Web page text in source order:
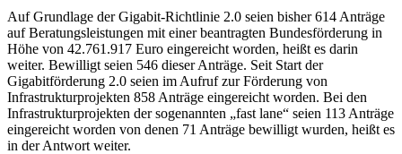
Auf Grundlage der Gigabit-Richtlinie 2.0 seien bisher 614 Anträge
auf Beratungsleistungen mit einer beantragten Bundesförderung in
Höhe von 42.761.917 Euro eingereicht worden, heißt es darin
weiter. Bewilligt seien 546 dieser Anträge. Seit Start der
Gigabitförderung 2.0 seien im Aufruf zur Förderung von
Infrastrukturprojekten 858 Anträge eingereicht worden. Bei den
Infrastrukturprojekten der sogenannten „fast lane“ seien 113 Anträge
eingereicht worden von denen 71 Anträge bewilligt wurden, heißt es
in der Antwort weiter.